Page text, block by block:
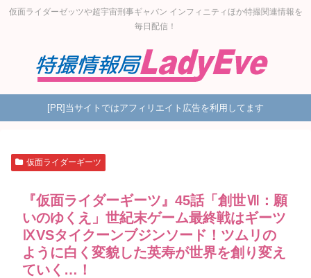
仮面ライダーゼッツや超宇宙刑事ギャバン インフィニティほか特撮関連情報を
毎日配信！
[PR]当サイトではアフィリエイト広告を利用してます
仮面ライダーギーツ
『仮面ライダーギーツ』45話「創世Ⅶ：願
いのゆくえ」世紀末ゲーム最終戦はギーツ
ⅨVSタイクーンブジンソード！ツムリの
ように白く変貌した英寿が世界を創り変え
ていく…！